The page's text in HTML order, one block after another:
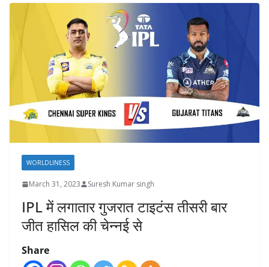
WORLDLINESS
March 31, 2023 Suresh Kumar singh
IPL में लगातार गुजरात टाइटंस तीसरी बार
जीत हासिल की चेन्नई से
Share